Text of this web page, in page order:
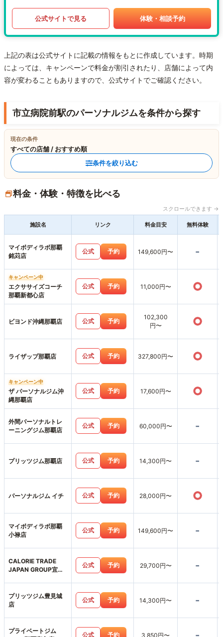
公式サイトで見る 体験・相談予約
上記の表は公式サイトに記載の情報をもとに作成しています。時期
によっては、キャンペーンで料金が割引されたり、店舗によって内
容が変わることもありますので、公式サイトでご確認ください。
市立病院前駅のパーソナルジムを条件から探す
現在の条件
すべての店舗 / おすすめ順
条件を絞り込む
料金・体験・特徴を比べる
スクロールできます →
施設名 リンク 料金目安 無料体験
マイボディラボ那覇
銘苅店
公式 予約 149,600円〜 -
キャンペーン中
エクササイズコーチ
那覇新都心店
公式 予約 11,000円〜 ○
ビヨンド沖縄那覇店 公式 予約
102,300
円〜
○
ライザップ那覇店 公式 予約 327,800円〜 ○
キャンペーン中
ザ パーソナルジム沖
縄那覇店
公式 予約 17,600円〜 ○
外間パーソナルトレ
ーニングジム那覇店
公式 予約 60,000円〜 -
プリッツジム那覇店 公式 予約 14,300円〜 -
パーソナルジム イチ 公式 予約 28,000円〜 ○
マイボディラボ那覇
小禄店
公式 予約 149,600円〜 -
CALORIE TRADE
JAPAN GROUP宜野
公式 予約 29,700円〜 -
プリッツジム豊見城
店
公式 予約 14,300円〜 -
プライベートジム
公式 予約 3,850円〜